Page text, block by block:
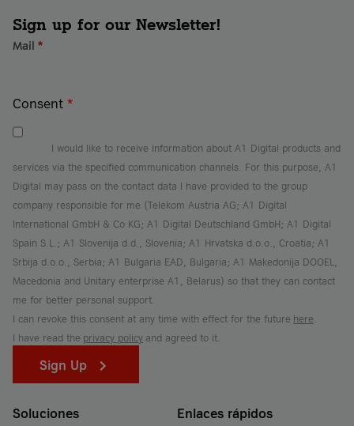
Sign up for our Newsletter!
Mail *
Consent *
I would like to receive information about A1 Digital products and
services via the specified communication channels. For this purpose, A1
Digital may pass on the contact data I have provided to the group
company responsible for me (Telekom Austria AG; A1 Digital
International GmbH & Co KG; A1 Digital Deutschland GmbH; A1 Digital
Spain S.L.; A1 Slovenija d.d., Slovenia; A1 Hrvatska d.o.o., Croatia; A1
Srbija d.o.o., Serbia; A1 Bulgaria EAD, Bulgaria; A1 Makedonija DOOEL,
Macedonia and Unitary enterprise A1, Belarus) so that they can contact
me for better personal support.
I can revoke this consent at any time with effect for the future here
I have read the privacy policy and agreed to it.
Sign Up
Soluciones Enlaces rápidos